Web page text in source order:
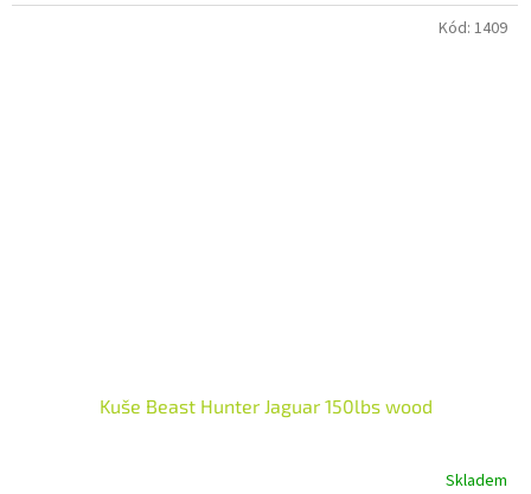
Kuše Beast Hunter Jaguar 150lbs wood
Skladem
Kód: 1409